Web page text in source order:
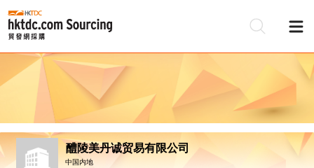
醴陵美丹诚贸易有限公司
中国内地